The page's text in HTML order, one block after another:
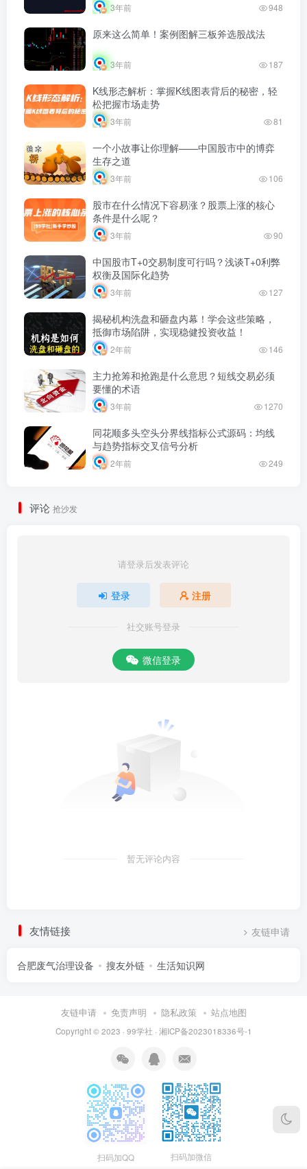
3年前 948
原来这么简单！案例图解三板斧选股战法
3年前 187
K线形态解析：掌握K线图表背后的秘密，轻
松把握市场走势
3年前 81
一个小故事让你理解——中国股市中的博弈
生存之道
3年前 106
股市在什么情况下容易涨？股票上涨的核心
条件是什么呢？
3年前 90
中国股市T+0交易制度可行吗？浅谈T+0利弊
权衡及国际化趋势
3年前 127
揭秘机构洗盘和砸盘内幕！学会这些策略，
抵御市场陷阱，实现稳健投资收益！
2年前 146
主力抢筹和抢跑是什么意思？短线交易必须
要懂的术语
3年前 1270
同花顺多头空头分界线指标公式源码：均线
与趋势指标交叉信号分析
2年前 249
评论 抢沙发
请登录后发表评论
登录 注册
社交账号登录
微信登录
暂无评论内容
友情链接 友链申请
合肥废气治理设备 搜友外链 生活知识网
友链申请 免责声明 隐私政策 站点地图
Copyright © 2023 · 99学社 · 湘ICP备2023018336号-1
扫码加QQ 扫码加微信